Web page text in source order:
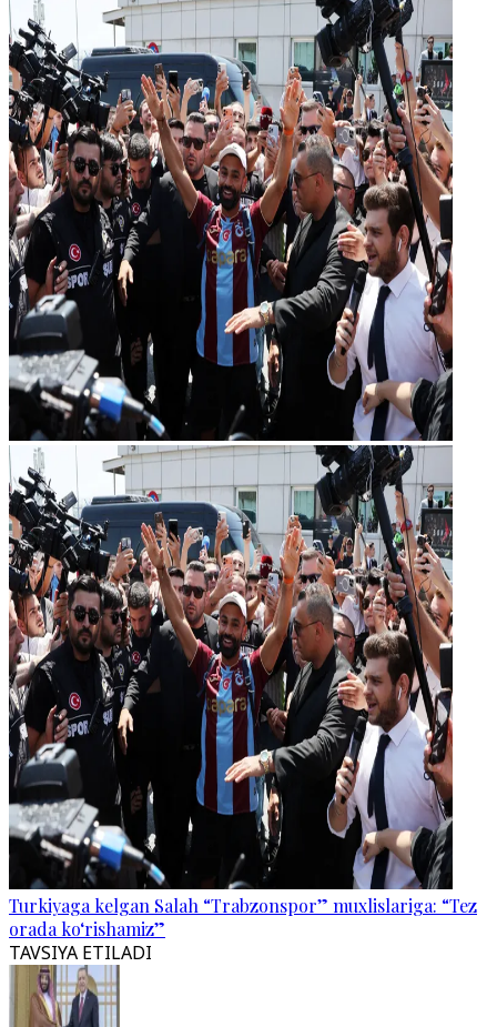
Turkiyaga kelgan Salah “Trabzonspor” muxlislariga: “Tez
orada ko‘rishamiz”
TAVSIYA ETILADI